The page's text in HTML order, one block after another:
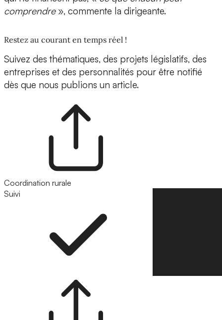
comprendre », commente la dirigeante.
Restez au courant en temps réel !
Suivez des thématiques, des projets législatifs, des
entreprises et des personnalités pour être notifié
dès que nous publions un article.
Coordination rurale
Suivi